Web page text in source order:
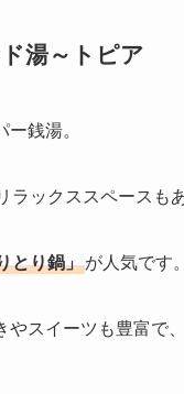
湯～トピア
銭湯。
ラックススペースも
とり鍋」が人気です。
やスイーツも豊富で